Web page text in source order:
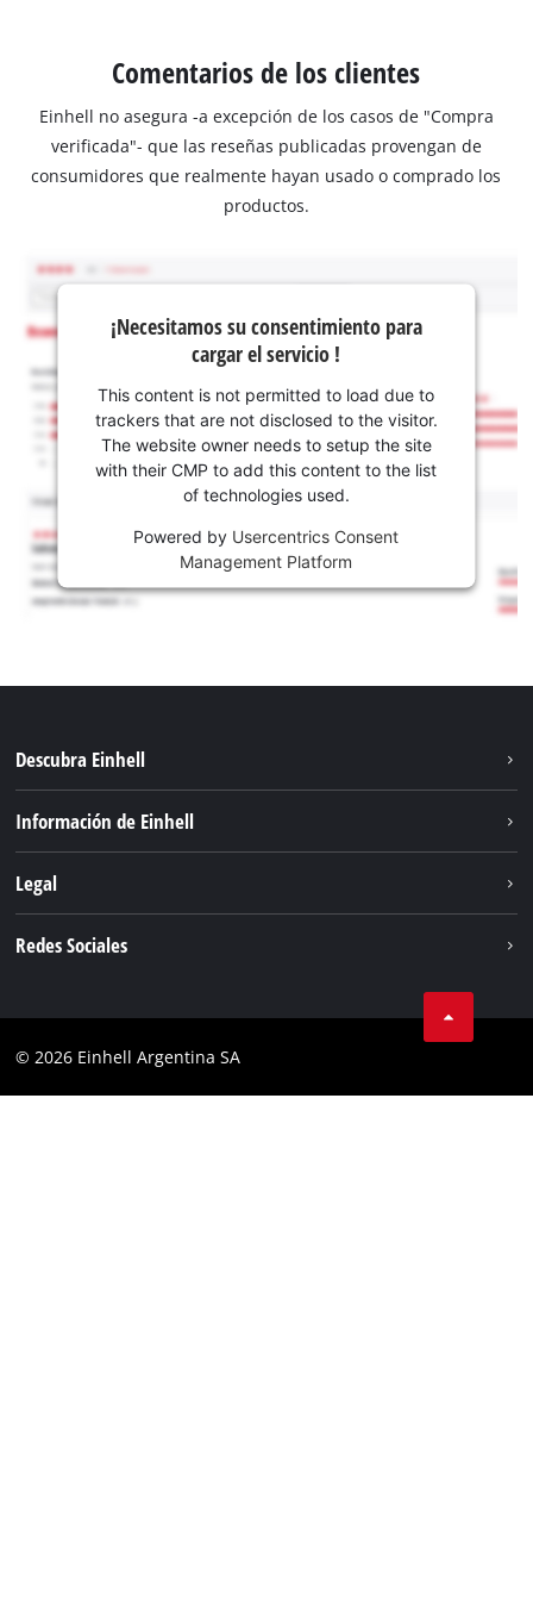
Comentarios de los clientes
Einhell no asegura -a excepción de los casos de "Compra
verificada"- que las reseñas publicadas provengan de
consumidores que realmente hayan usado o comprado los
productos.
¡Necesitamos su consentimiento para
cargar el servicio !
This content is not permitted to load due to
trackers that are not disclosed to the visitor.
The website owner needs to setup the site
with their CMP to add this content to the list
of technologies used.
Powered by Usercentrics Consent
Management Platform
Descubra Einhell
Servicio
Información de Einhell
Einhell global
Legal
Cumplimiento
Redes Sociales
Instagram
© 2026 Einhell Argentina SA